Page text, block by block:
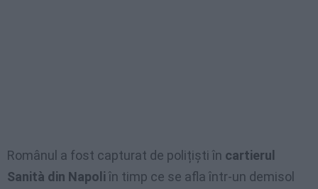
Românul a fost capturat de polițiști în cartierul
Sanità din Napoli în timp ce se afla într-un demisol